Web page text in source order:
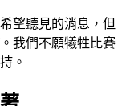
望聽見的消息，但
。我們不願犧牲比賽
。